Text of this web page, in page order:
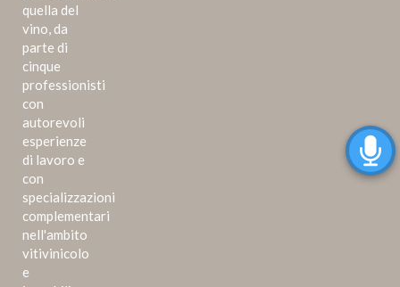
quella del
vino, da
parte di
cinque
professionisti
con
autorevoli
esperienze
di lavoro e
con
specializzazioni
complementari
nell'ambito
vitivinicolo
e